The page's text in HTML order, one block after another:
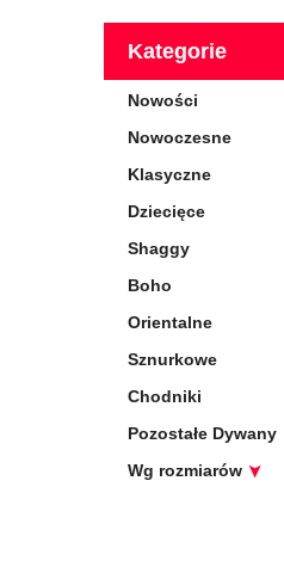
Kategorie
Nowości
Nowoczesne
Klasyczne
Dziecięce
Shaggy
Boho
Orientalne
Sznurkowe
Chodniki
Pozostałe Dywany
Wg rozmiarów